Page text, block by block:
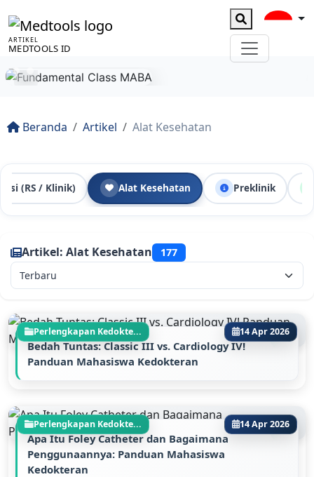
ARTIKEL
MEDTOOLS ID
Beranda Artikel Alat Kesehatan
(RS / Klinik) Alat Kesehatan Preklinik
Artikel: Alat Kesehatan 177
Perlengkapan Kedokte... 14 Apr 2026
Bedah Tuntas: Classic III vs. Cardiology IV!
Panduan Mahasiswa Kedokteran
Perlengkapan Kedokte... 14 Apr 2026
Apa Itu Foley Catheter dan Bagaimana
Penggunaannya: Panduan Mahasiswa
Kedokteran